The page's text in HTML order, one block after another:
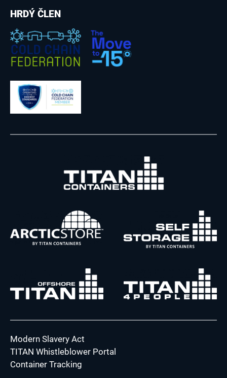
HRDÝ ČLEN
Modern Slavery Act
TITAN Whistleblower Portal
Container Tracking